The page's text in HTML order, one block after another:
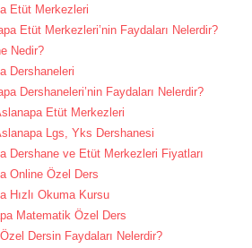
Etüt Merkezleri
Etüt Merkezleri’nin Faydaları Nelerdir?
Nedir?
Dershaneleri
Dershaneleri’nin Faydaları Nelerdir?
Etüt Merkezleri
Lgs, Yks Dershanesi
Dershane ve Etüt Merkezleri Fiyatları
Online Özel Ders
Hızlı Okuma Kursu
Matematik Özel Ders
Dersin Faydaları Nelerdir?